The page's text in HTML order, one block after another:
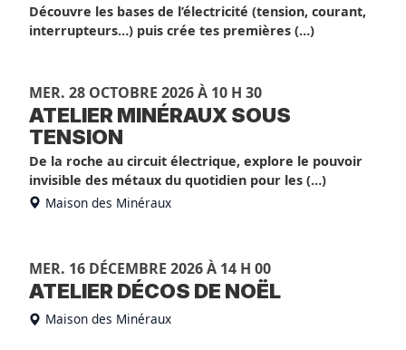
Découvre les bases de l’électricité (tension, courant,
interrupteurs…) puis crée tes premières (…)
MER. 28 OCTOBRE 2026 À 10 H 30
ATELIER MINÉRAUX SOUS
TENSION
De la roche au circuit électrique, explore le pouvoir
invisible des métaux du quotidien pour les (…)
Maison des Minéraux
MER. 16 DÉCEMBRE 2026 À 14 H 00
ATELIER DÉCOS DE NOËL
Maison des Minéraux